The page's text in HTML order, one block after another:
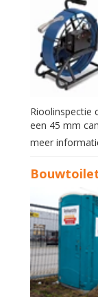
Rioolinspectie
een 45 mm
meer